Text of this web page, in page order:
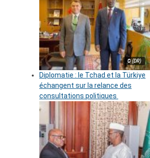
© (DR)
Diplomatie : le Tchad et la Türkiye
échangent sur la relance des
consultations politiques